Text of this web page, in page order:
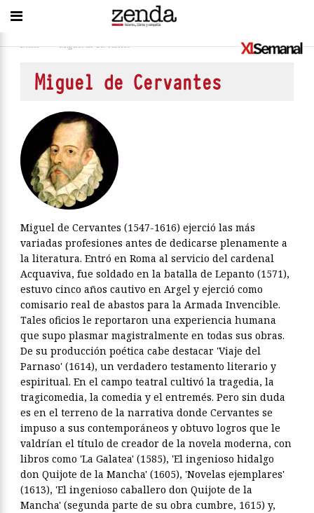
Inicio > Miguel de Cervantes
Miguel de Cervantes
Miguel de Cervantes (1547-1616) ejerció las más
variadas profesiones antes de dedicarse plenamente a
la literatura. Entró en Roma al servicio del cardenal
Acquaviva, fue soldado en la batalla de Lepanto (1571),
estuvo cinco años cautivo en Argel y ejerció como
comisario real de abastos para la Armada Invencible.
Tales oficios le reportaron una experiencia humana
que supo plasmar magistralmente en todas sus obras.
De su producción poética cabe destacar 'Viaje del
Parnaso' (1614), un verdadero testamento literario y
espiritual. En el campo teatral cultivó la tragedia, la
tragicomedia, la comedia y el entremés. Pero sin duda
es en el terreno de la narrativa donde Cervantes se
impuso a sus contemporáneos y obtuvo logros que le
valdrían el título de creador de la novela moderna, con
libros como 'La Galatea' (1585), 'El ingenioso hidalgo
don Quijote de la Mancha' (1605), 'Novelas ejemplares'
(1613), 'El ingenioso caballero don Quijote de la
Mancha' (segunda parte de su obra cumbre, 1615) y,